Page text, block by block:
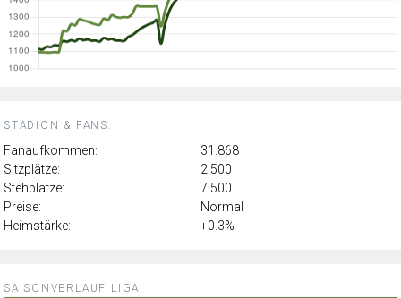
STADION & FANS:
Fanaufkommen:
31.868
Sitzplätze:
2.500
Stehplätze:
7.500
Preise:
Normal
Heimstärke:
+0.3%
SAISONVERLAUF LIGA: